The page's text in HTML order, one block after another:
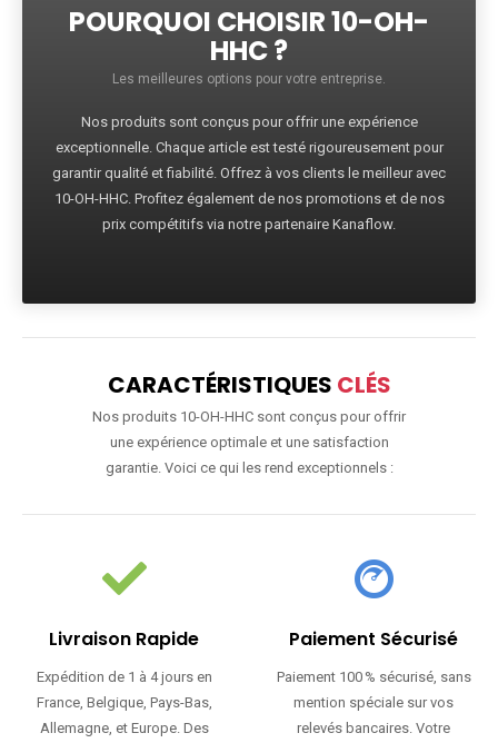
POURQUOI CHOISIR 10-OH-
HHC ?
Les meilleures options pour votre entreprise.
Nos produits sont conçus pour offrir une expérience
exceptionnelle. Chaque article est testé rigoureusement pour
garantir qualité et fiabilité. Offrez à vos clients le meilleur avec
10-OH-HHC. Profitez également de nos promotions et de nos
prix compétitifs via notre partenaire Kanaflow.
CARACTÉRISTIQUES CLÉS
Nos produits 10-OH-HHC sont conçus pour offrir
une expérience optimale et une satisfaction
garantie. Voici ce qui les rend exceptionnels :
Livraison Rapide
Expédition de 1 à 4 jours en
France, Belgique, Pays-Bas,
Allemagne, et Europe. Des
Paiement Sécurisé
Paiement 100 % sécurisé, sans
mention spéciale sur vos
relevés bancaires. Votre